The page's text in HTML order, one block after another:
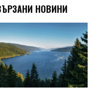
НОВИНИ